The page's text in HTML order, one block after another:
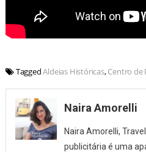
TaggedAldeias Históricas,Centro de
Naira Amorelli
Naira Amorelli,
publicitária é uma